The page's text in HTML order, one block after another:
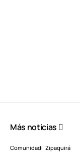
Más noticias
Comunidad Zipaquirá